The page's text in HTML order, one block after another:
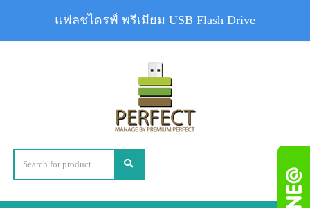
แฟลชไดรฟ์ พรีเมียม USB Flash Drive